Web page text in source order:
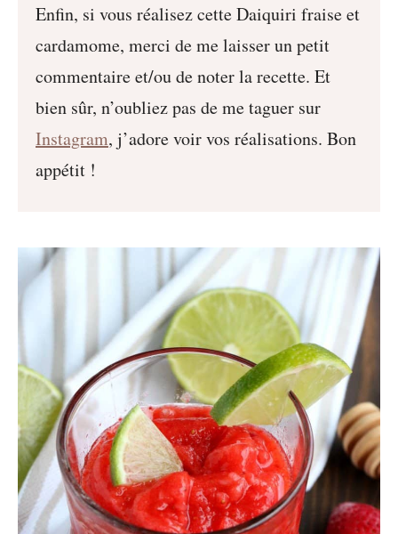
Enfin, si vous réalisez cette Daiquiri fraise et
cardamome, merci de me laisser un petit
commentaire et/ou de noter la recette. Et
bien sûr, n’oubliez pas de me taguer sur
Instagram, j’adore voir vos réalisations. Bon
appétit !